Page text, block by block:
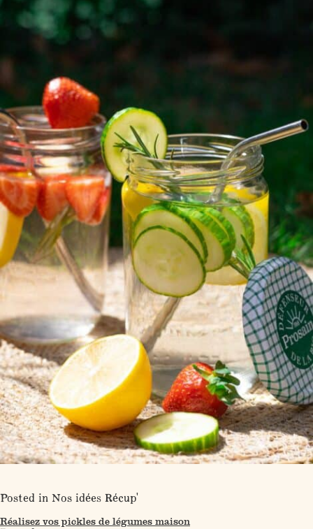
Posted in Nos idées Récup'
Réalisez vos pickles de légumes maison